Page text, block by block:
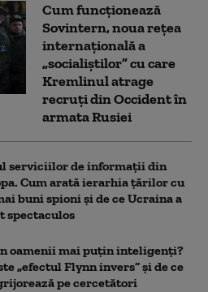
Cum funcționează
Sovintern, noua rețea
internațională a
„socialiștilor” cu care
Kremlinul atrage
recruți din Occident în
armata Rusiei
serviciilor de informații din
Cum arată ierarhia țărilor cu
buni spioni și de ce Ucraina a
spectaculos
oamenii mai puțin inteligenți?
„efectul Flynn invers” și de ce
pe cercetători